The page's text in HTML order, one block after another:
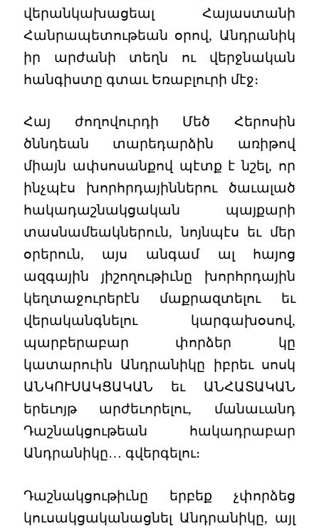
վերանկախացեալ Հայաստանի
Հանրապետութեան օրով, Անդրանիկ
իր արժանի տեղն ու վերջնական
հանգիստը գտաւ Եռաբլուրի մէջ։
Հայ ժողովուրդի Մեծ Հերոսին
ծննդեան տարեդարձին առիթով
միայն ափսոսանքով պէտք է նշել, որ
ինչպէս խորհրդայիններու ծաւալած
հակադաշնակցական պայքարի
տասնամեակներուն, նոյնպէս եւ մեր
օրերուն, այս անգամ ալ հայոց
ազգային յիշողութիւնը խորհրդային
կեղտաջուրերէն մաքրազտելու եւ
վերականգնելու կարգախօսով,
պարբերաբար փորձեր կը
կատարուին Անդրանիկը իբրեւ սոսկ
ԱՆԿՈՒՍԱԿՑԱԿԱՆ եւ ԱՆՀԱՏԱԿԱՆ
երեւոյթ արժեւորելու, մանաւանդ
Դաշնակցութեան հակադրաբար
Անդրանիկը… գվերգելու։
Դաշնակցութիւնը երբեք չփորձեց
կուսակցականացնել Անդրանիկը, այլ